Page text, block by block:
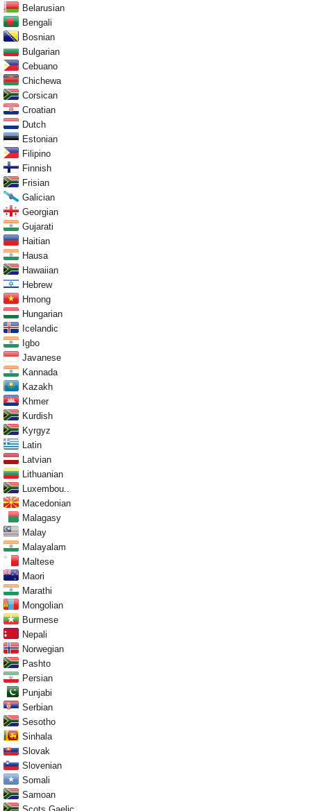
Belarusian
Bengali
Bosnian
Bulgarian
Cebuano
Chichewa
Corsican
Croatian
Dutch
Estonian
Filipino
Finnish
Frisian
Galician
Georgian
Gujarati
Haitian
Hausa
Hawaiian
Hebrew
Hmong
Hungarian
Icelandic
Igbo
Javanese
Kannada
Kazakh
Khmer
Kurdish
Kyrgyz
Latin
Latvian
Lithuanian
Luxembou..
Macedonian
Malagasy
Malay
Malayalam
Maltese
Maori
Marathi
Mongolian
Burmese
Nepali
Norwegian
Pashto
Persian
Punjabi
Serbian
Sesotho
Sinhala
Slovak
Slovenian
Somali
Samoan